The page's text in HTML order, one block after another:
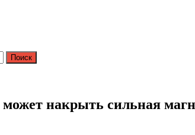
накрыть сильная